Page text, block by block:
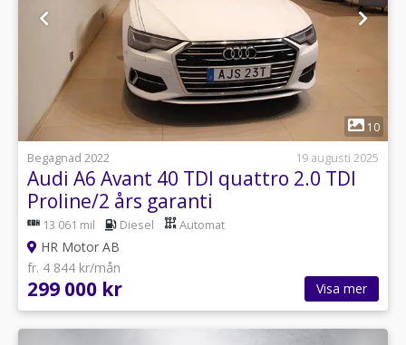
10
Begagnad 2022
19 augusti 2025
Audi A6 Avant 40 TDI quattro 2.0 TDI
Proline/2 års garanti
13 061 mil Diesel Automat
HR Motor AB
fr. 4 844 kr/mån
299 000 kr Visa mer